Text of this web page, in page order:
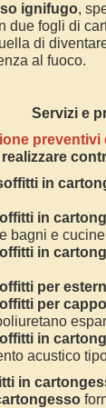
ignifugo,
due fogli di
di
al fuoco.
Servizi e
in
in
bagni e cucine
in
per
per
in
acustico
in